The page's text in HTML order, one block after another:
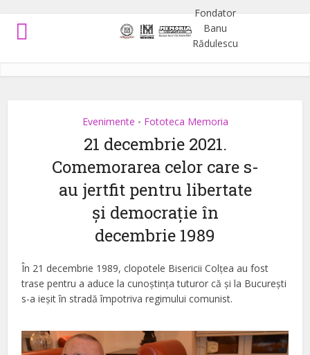
Evenimente • Fototeca Memoria
21 decembrie 2021.
Comemorarea celor care s-
au jertfit pentru libertate
și democrație în
decembrie 1989
În 21 decembrie 1989, clopotele Bisericii Colțea au fost
trase pentru a aduce la cunoștința tuturor că și la București
s-a ieșit în stradă împotriva regimului comunist.